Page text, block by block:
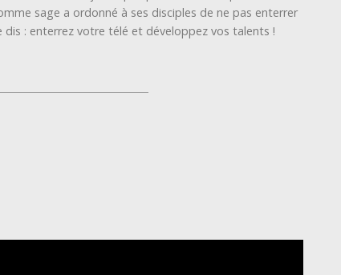
sage a ordonné à ses disciples de ne pas enterrer
dis : enterrez votre télé et développez vos talents !